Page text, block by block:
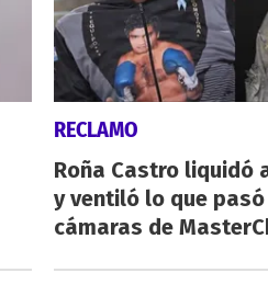
RECLAMO
Roña Castro liquidó
y ventiló lo que
cámaras de